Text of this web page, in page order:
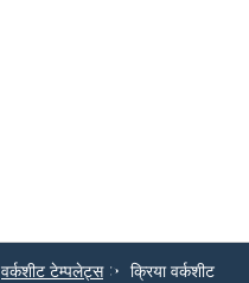
वर्कशीट टेम्पलेट्स क्रिया वर्कशीट